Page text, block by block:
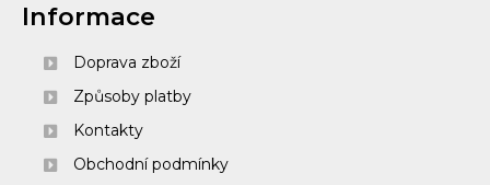
Informace
Doprava zboží
Způsoby platby
Kontakty
Obchodní podmínky